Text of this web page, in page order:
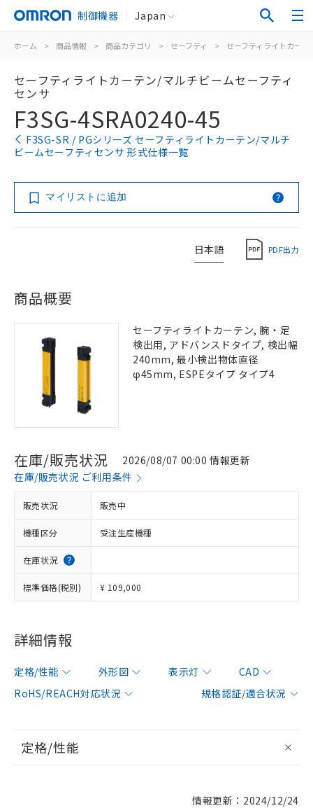
制御機器 Japan
ホーム > 商品情報 > 商品カテゴリ > セーフティ > セーフティライトカー
セーフティライトカーテン/マルチビームセーフティ
センサ
F3SG-4SRA0240-45
F3SG-SR / PGシリーズ セーフティライトカーテン/マルチ
ビームセーフティセンサ 形式仕様一覧
マイリストに追加
日本語 PDF出力
商品概要
セーフティライトカーテン, 腕・足
検出用, アドバンスドタイプ, 検出幅
240mm, 最小検出物体直径
φ45mm, ESPEタイプ タイプ4
在庫/販売状況
2026/08/07 00:00 情報更新
在庫/販売状況 ご利用条件
販売状況 販売中
機種区分 受注生産機種
在庫状況
標準価格(税別) ¥ 109,000
詳細情報
定格/性能 外形図 表示灯
CAD
RoHS/REACH対応状況
規格認証/適合状況
定格/性能
情報更新：2024/12/24